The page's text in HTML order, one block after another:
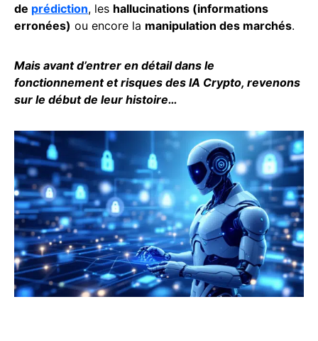
de prédiction, les hallucinations (informations
erronées) ou encore la manipulation des marchés.
Mais avant d’entrer en détail dans le
fonctionnement et risques des IA Crypto, revenons
sur le début de leur histoire…